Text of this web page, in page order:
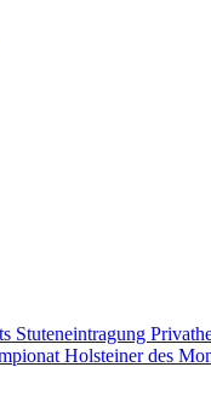
Stuteneintragung
Holsteiner des